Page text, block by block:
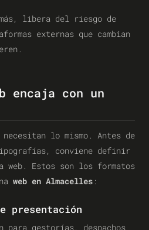
libera del riesgo de
externas que cambian
encaja con un
lo mismo. Antes de
conviene definir
web. Estos son los formatos
web en Almacelles :
presentación
para gestorías, despachos